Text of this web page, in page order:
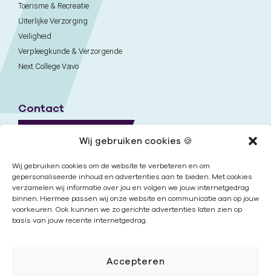
Wij gebruiken cookies 🍪
Wij gebruiken cookies om de website te verbeteren en om
gepersonaliseerde inhoud en advertenties aan te bieden. Met cookies
verzamelen wij informatie over jou en volgen we jouw internetgedrag
binnen. Hiermee passen wij onze website en communicatie aan op jouw
voorkeuren. Ook kunnen we zo gerichte advertenties laten zien op
basis van jouw recente internetgedrag.
Accepteren
Toerisme & Recreatie
Uiterlijke Verzorging
Veiligheid
Verpleegkunde & Verzorgende
Next College Vavo
Contact
Nieuwsbrief